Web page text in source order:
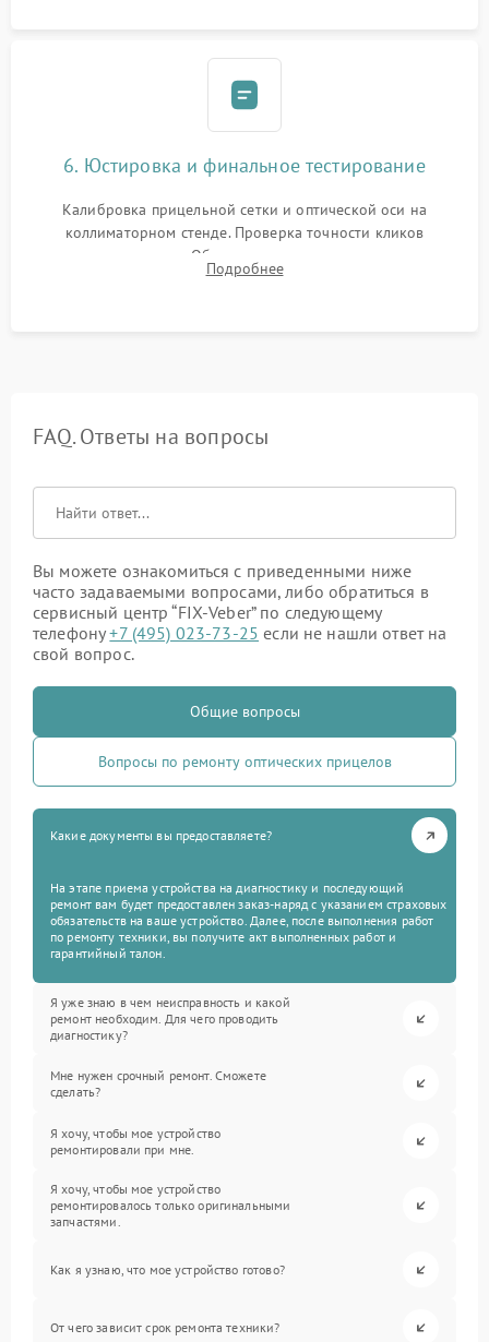
6. Юстировка и финальное тестирование
Калибровка прицельной сетки и оптической оси на
коллиматорном стенде. Проверка точности кликов
механизма поправок. Обязательное испытание прицела на
ударном стенде для проверки устойчивости к отдаче и
Подробнее
FAQ. Ответы на вопросы
Вы можете ознакомиться с приведенными ниже
часто задаваемыми вопросами, либо обратиться в
сервисный центр “FIX-Veber” по следующему
телефону+7 (495) 023-73-25 если не нашли ответ на
свой вопрос.
Общие вопросы
Вопросы по ремонту оптических прицелов
Какие документы вы предоставляете?
На этапе приема устройства на диагностику и последующий
ремонт вам будет предоставлен заказ-наряд с указанием страховых
обязательств на ваше устройство. Далее, после выполнения работ
по ремонту техники, вы получите акт выполненных работ и
гарантийный талон.
Я уже знаю в чем неисправность и какой
ремонт необходим. Для чего проводить
диагностику?
Мне нужен срочный ремонт. Сможете
сделать?
Я хочу, чтобы мое устройство
ремонтировали при мне.
Я хочу, чтобы мое устройство
ремонтировалось только оригинальными
запчастями.
Как я узнаю, что мое устройство готово?
От чего зависит срок ремонта техники?